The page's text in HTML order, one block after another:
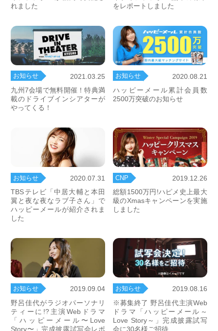
れました
をレポートしました
お知らせ
2021.03.25
九州7会場で無料開催！特典満
載のドライブインシアターが
やってくる！
お知らせ
2020.08.21
ハッピーメール累計会員数
2500万突破のお知らせ
お知らせ
2020.07.31
TBSテレビ「中居大輔と本田
翼と夜な夜なラブ子さん」で
ハッピーメールが紹介されま
した
CNP
2019.12.26
総額1500万円!ハピメ史上最大
級のXmasキャンペーンを実施
しました
お知らせ
2019.09.04
野呂佳代がラジオパーソナリ
ティーに!?主演Webドラマ
「ハッピーメール〜Love
Story〜」完成披露試写会レポ
お知らせ
2019.08.16
※募集終了 野呂佳代主演Web
ドラマ「ハッピーメール～
Love Story～」完成披露試写
会に30名様ご招待